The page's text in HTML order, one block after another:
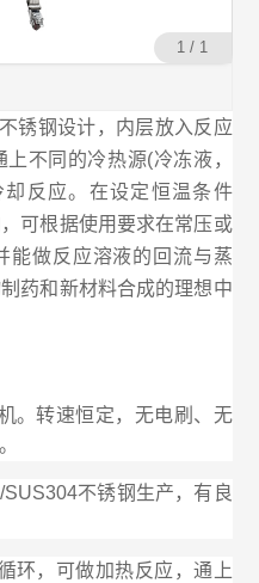
1 / 1
锈钢设计，内层放入反应
上不同的冷热源(冷冻液，
反应。在设定恒温条件
可根据使用要求在常压或
能做反应溶液的回流与蒸
药和新材料合成的理想中
。转速恒定，无电刷、无
不锈钢生产，有良
环，可做加热反应，通上